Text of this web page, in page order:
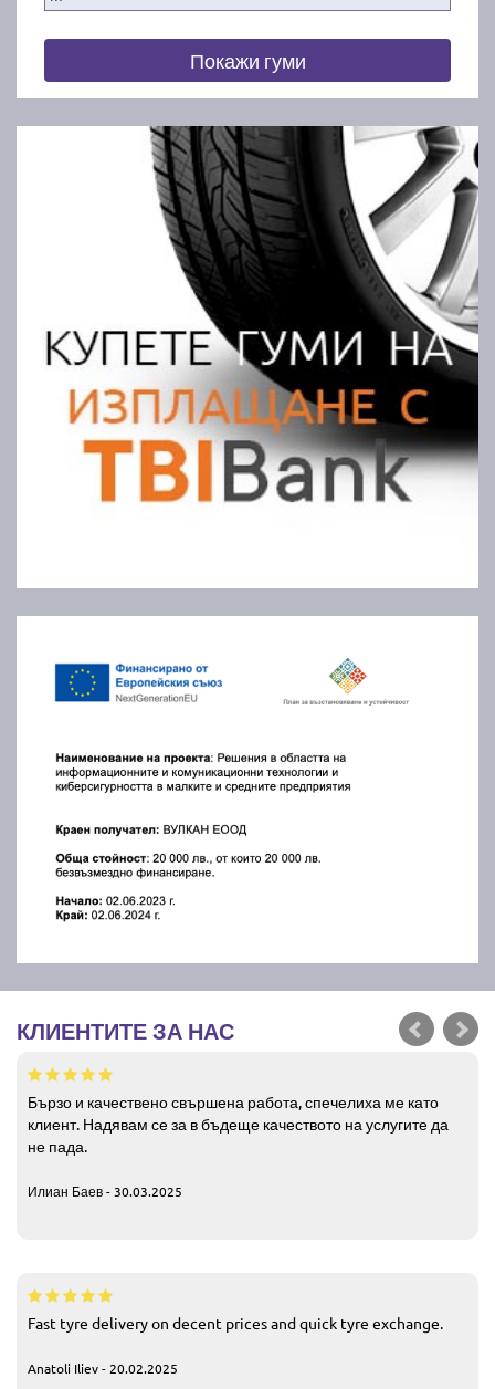
Покажи гуми
КЛИЕНТИТЕ ЗА НАС
Бързо и качествено свършена работа, спечелиха ме като
клиент. Надявам се за в бъдеще качеството на услугите да
не пада.
Илиан Баев - 30.03.2025
Fast tyre delivery on decent prices and quick tyre exchange.
Anatoli Iliev - 20.02.2025